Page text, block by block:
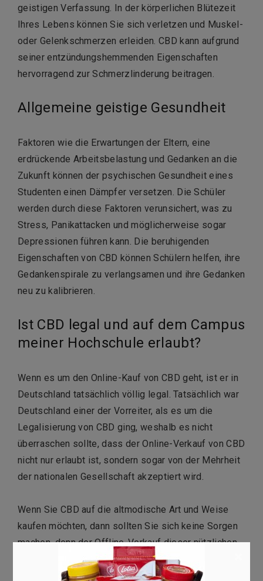
geistigen Verfassung. In der körperlichen Blütezeit
Ihres Lebens können Sie sich verletzen und Muskel-
oder Gelenkschmerzen erleiden. CBD kann aufgrund
seiner entzündungshemmenden Eigenschaften
hervorragend zur Schmerzlinderung beitragen.
Allgemeine geistige Gesundheit
Faktoren wie die Erwartungen der Eltern, eine
erdrückende Arbeitsbelastung und Gedanken an die
Zukunft können der psychischen Gesundheit eines
Studenten einen Dämpfer versetzen. Die Schüler
werden durch diese Faktoren verunsichert, was zu
Stress, Panikattacken und möglicherweise sogar
Depressionen führen kann. Die beruhigenden
Eigenschaften von CBD können Schülern helfen, ihre
Gedankenspirale zu verlangsamen und ihre Gedanken
neu zu kalibrieren.
Ist CBD legal und auf dem Campus
meiner Hochschule erlaubt?
Wenn es um den Online-Kauf von CBD geht, ist er in
Deutschland tatsächlich völlig legal. Tatsächlich war
Deutschland einer der Vorreiter, als es um die
Legalisierung von CBD ging, weshalb es nicht
überraschen sollte, dass der Online-Verkauf von CBD
nicht nur erlaubt ist, sondern sogar von der Mehrheit
der nationalen Gesellschaft akzeptiert wird.
Wenn Sie CBD auf die altmodische Art und Weise
kaufen möchten, dann sollten Sie sich keine Sorgen
machen, denn der Offline-Verkauf dieser nützlichen
Substanz ist genauso legal wie Online-
Transaktionen. Auch andere Extrakte aus der